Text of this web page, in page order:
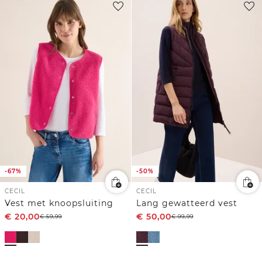
-67%
CECIL
Vest met knoopsluiting
€ 20,00€59,99
-50%
CECIL
Lang gewatteerd vest
€ 50,00€99,99